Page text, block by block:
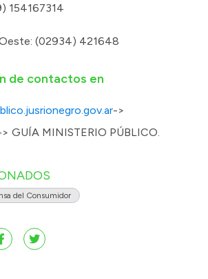
(02934) 421648
de contactos en
->
GUÍA MINISTERIO PÚBLICO.
del Consumidor